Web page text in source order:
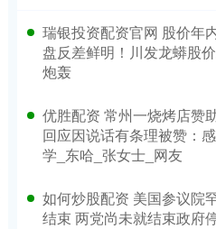
瑞银投资配资官网 股价年
盘反差鲜明！川发龙蟒股
炮轰
优胜配资 常州一烧烤店赞
回应因说话有条理被赞：
学_东哈_张女士_网友
如何炒股配资 美国参议院
结束 两党尚未就结束政府